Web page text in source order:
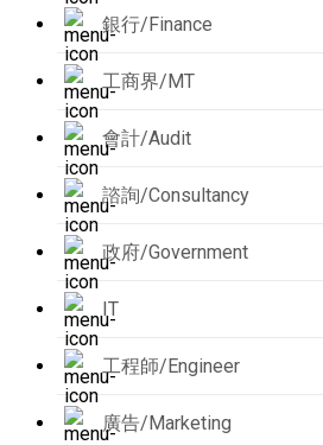
銀行/Finance
工商界/MT
會計/Audit
諮詢/Consultancy
政府/Government
IT
工程師/Engineer
廣告/Marketing